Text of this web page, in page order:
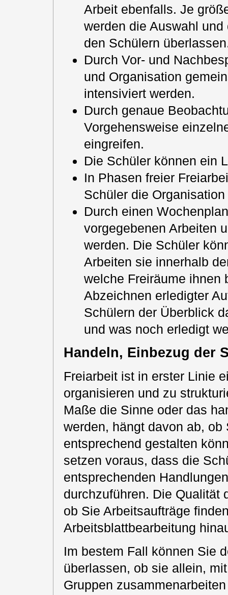
Arbeit ebenfalls. Je
werden die Auswahl
den Schülern
Durch Vor- und
und Organisation
intensiviert werden.
Durch genaue
Vorgehensweise
eingreifen.
Die Schüler können ein
In Phasen freier
Schüler die
Durch einen
vorgegebenen Arbeiten
werden. Die Schüler
Arbeiten sie innerhalb
welche Freiräume ihnen
Abzeichnen erledigter
Schülern der Überblick
und was noch erledigt
Handeln, Einbezug der
Freiarbeit ist in erster Linie
organisieren und zu
Maße die Sinne oder das
werden, hängt davon ab,
entsprechend gestalten
setzen voraus, dass die
entsprechenden
durchzuführen. Die Qualität
ob Sie Arbeitsaufträge
Arbeitsblattbearbeitung
Im bestem Fall können Sie
überlassen, ob sie allein,
Gruppen